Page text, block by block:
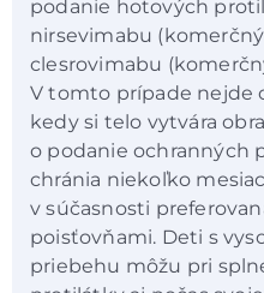
podanie hotových
nirsevimabu
clesrovimabu
V tomto prípade nejde
kedy si telo vytvára
o podanie ochranných
chránia niekoľko
v súčasnosti
poisťovňami. Deti s
priebehu môžu pri